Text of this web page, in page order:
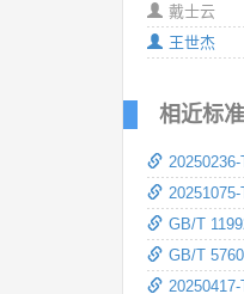
戴士云
王世杰
相近标
GB/T
GB/T